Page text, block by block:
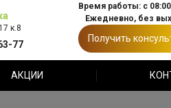
к.8
77
Время работы: с
Ежедневно, без
Получить
АКЦИИ